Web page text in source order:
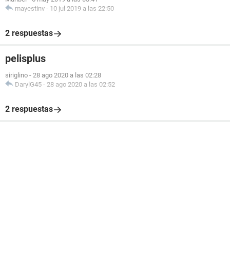
mayestinv - 10 jul 2019 a las 22:50
2 respuestas
pelisplus
siriglino - 28 ago 2020 a las 02:28
DarylG45 - 28 ago 2020 a las 02:52
2 respuestas